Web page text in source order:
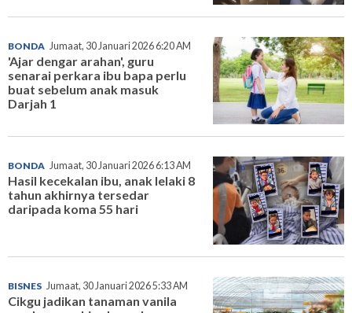
BONDA Jumaat, 30 Januari 2026 6:20 AM
'Ajar dengar arahan', guru
senarai perkara ibu bapa perlu
buat sebelum anak masuk
Darjah 1
BONDA Jumaat, 30 Januari 2026 6:13 AM
Hasil kecekalan ibu, anak lelaki 8
tahun akhirnya tersedar
daripada koma 55 hari
BISNES Jumaat, 30 Januari 2026 5:33 AM
Cikgu jadikan tanaman vanila